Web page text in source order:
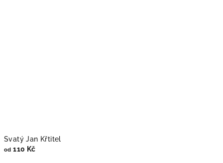
Svatý Jan Křtitel
od 110 Kč